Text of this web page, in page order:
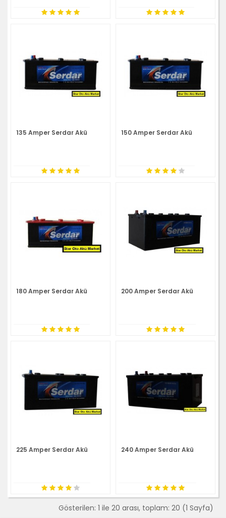
135 Amper Serdar Akü 150 Amper Serdar Akü
180 Amper Serdar Akü 200 Amper Serdar Akü
225 Amper Serdar Akü 240 Amper Serdar Akü
Gösterilen: 1 ile 20 arası, toplam: 20 (1 Sayfa)